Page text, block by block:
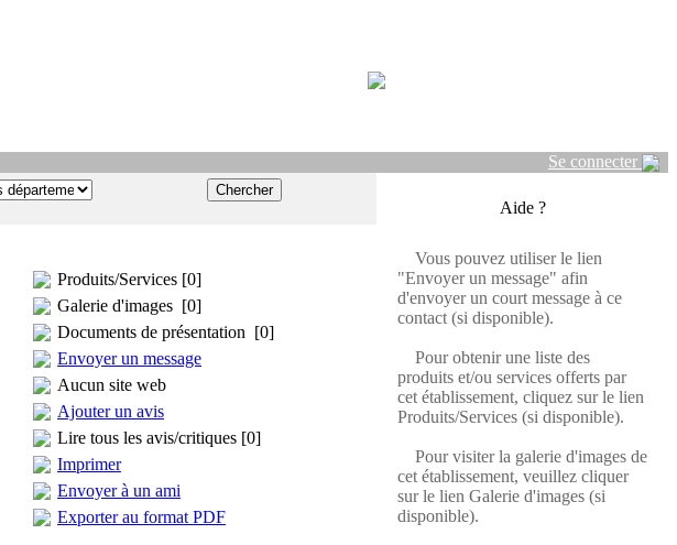
Se connecter
Produits/Services [0]
Galerie d'images [0]
Documents de présentation [0]
Envoyer un message
Aucun site web
Ajouter un avis
Lire tous les avis/critiques [0]
Imprimer
Envoyer à un ami
Exporter au format PDF
Aide ?
Vous pouvez utiliser le lien
"Envoyer un message" afin
d'envoyer un court message à ce
contact (si disponible).
Pour obtenir une liste des
produits et/ou services offerts par
cet établissement, cliquez sur le lien
Produits/Services (si disponible).
Pour visiter la galerie d'images de
cet établissement, veuillez cliquer
sur le lien Galerie d'images (si
disponible).